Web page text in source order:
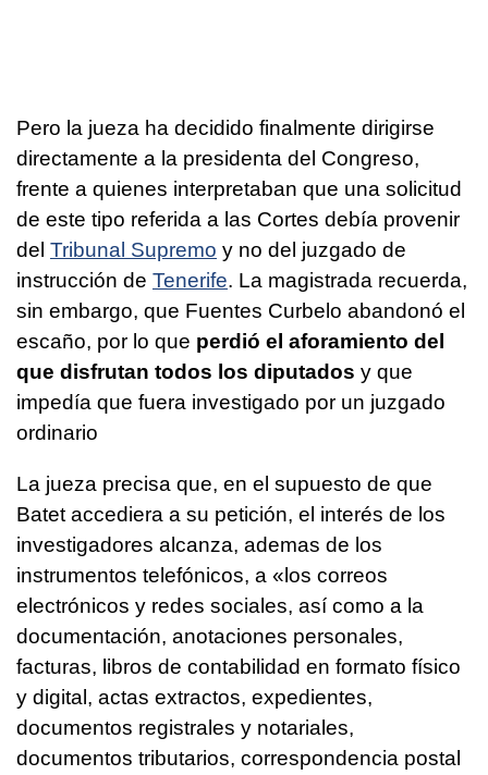
Pero la jueza ha decidido finalmente dirigirse
directamente a la presidenta del Congreso,
frente a quienes interpretaban que una solicitud
de este tipo referida a las Cortes debía provenir
del Tribunal Supremo y no del juzgado de
instrucción de Tenerife. La magistrada recuerda,
sin embargo, que Fuentes Curbelo abandonó el
escaño, por lo que perdió el aforamiento del
que disfrutan todos los diputados y que
impedía que fuera investigado por un juzgado
ordinario
La jueza precisa que, en el supuesto de que
Batet accediera a su petición, el interés de los
investigadores alcanza, ademas de los
instrumentos telefónicos, a «los correos
electrónicos y redes sociales, así como a la
documentación, anotaciones personales,
facturas, libros de contabilidad en formato físico
y digital, actas extractos, expedientes,
documentos registrales y notariales,
documentos tributarios, correspondencia postal